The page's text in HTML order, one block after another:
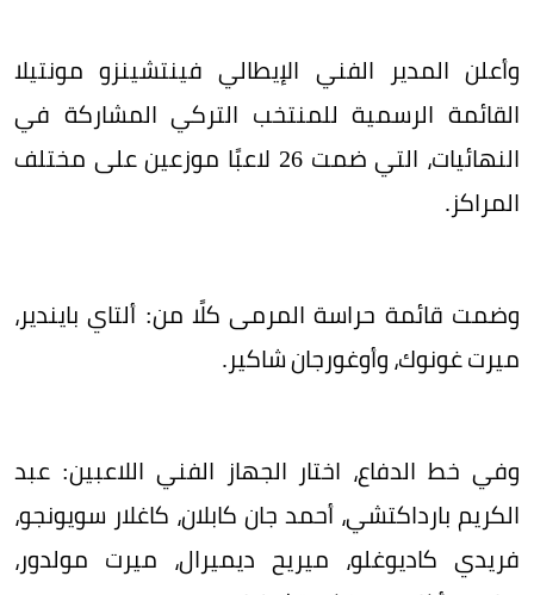
وأعلن المدير الفني الإيطالي فينتشينزو مونتيلا
القائمة الرسمية للمنتخب التركي المشاركة في
النهائيات، التي ضمت 26 لاعبًا موزعين على مختلف
المراكز.
وضمت قائمة حراسة المرمى كلًا من: ألتاي بايندير،
ميرت غونوك، وأوغورجان شاكير.
وفي خط الدفاع، اختار الجهاز الفني اللاعبين: عبد
الكريم بارداكتشي، أحمد جان كابلان، كاغلار سويونجو،
فريدي كاديوغلو، ميريح ديميرال، ميرت مولدور،